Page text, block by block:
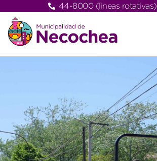
44-8000 (lineas rotativas)